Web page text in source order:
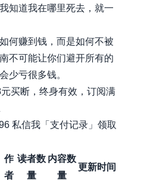
知道我在哪里死去，就一
何赚到钱，而是如何不被
不可能让你们避开所有的
少亏很多钱。
买断，终身有效，订阅满
私信我「支付记录」领取
作
者
读者数
量
内容数
量
更新时间